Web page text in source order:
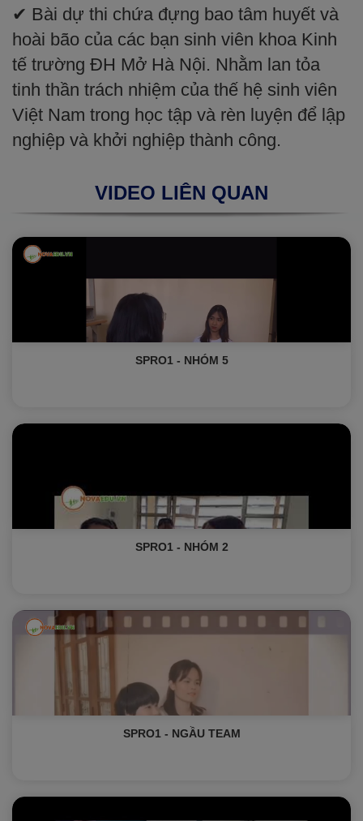
✔ Bài dự thi chứa đựng bao tâm huyết và
hoài bão của các bạn sinh viên khoa Kinh
tế trường ĐH Mở Hà Nội. Nhằm lan tỏa
tinh thần trách nhiệm của thế hệ sinh viên
Việt Nam trong học tập và rèn luyện để lập
nghiệp và khởi nghiệp thành công.
VIDEO LIÊN QUAN
SPRO1 - NHÓM 5
SPRO1 - NHÓM 2
SPRO1 - NGẦU TEAM